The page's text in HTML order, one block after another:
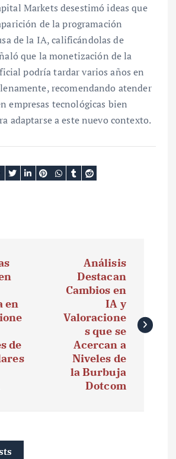
Markets desestimó ideas que
de la programación
de la IA, calificándolas de
que la monetización de la
podría tardar varios años en
recomendando atender
empresas tecnológicas bien
adaptarse a este nuevo contexto.
en
de
Análisis
Destacan
Cambios en
IA y
Valoracione
s que se
Acercan a
Niveles de
la Burbuja
Dotcom